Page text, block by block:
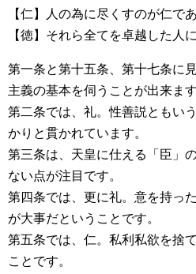
【仁】人の為に尽くすのが仁で
【徳】それら全てを卓越した人
第一条と第十五条、第十七条に
主義の基本を伺うことが出来ます
第二条では、礼。性善説ともい
かりと貫かれています。
第三条は、天皇に仕える「臣」
ない点が注目です。
第四条では、更に礼。意を持っ
が大事だということです。
第五条では、仁。私利私欲を捨
ことです。